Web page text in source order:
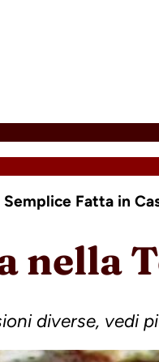
Fatta in
nella
diverse, vedi